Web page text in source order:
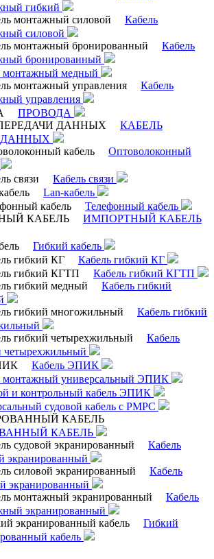
гибкий
Кабель
силовой
Кабель
бронированный
монтажный медный
Кабель
управления
ПРОВОДА
КАБЕЛЬ
ДАННЫХ
Оптоволоконный
Кабель связи
Lan-кабель
Телефонный кабель
ИМПОРТНЫЙ КАБЕЛЬ
Гибкий кабель
Кабель гибкий КГ
Кабель гибкий КГТП
Кабель гибкий
Кабель гибкий
Кабель
четырехжильный
Кабель ЭПИК
монтажный универсальный ЭПИК
и контрольный кабель ЭПИК
судовой кабель с РМРС
КАБЕЛЬ
Кабель
экранированный
Кабель
экранированный
Кабель
экранированный
Гибкий
кабель